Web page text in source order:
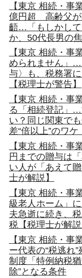
【東京 相続・事
億円超 高齢父が
齬…「もしかし
か、50代長男の
【東京 相続・事
められません」
与〉も、税務署
【税理士が警告】
【東京 相続・事
る「相続登記」
い？同じ関東で
差“倍以上”のワケ
【東京 相続・事
円までの贈与は
い人が「あえて
士が解説】
【東京 相続・事
級老人ホーム」
夫急逝に続き、
税【税理士が解説
【東京 相続・事
ー代表の“税逃れ
制度「特例納税
除”となる条件